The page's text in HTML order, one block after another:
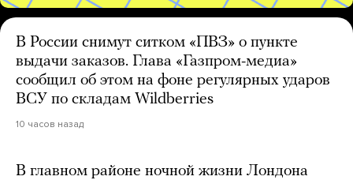
В России снимут ситком «ПВЗ» о пункте
выдачи заказов. Глава «Газпром-медиа»
сообщил об этом на фоне регулярных ударов
ВСУ по складам Wildberries
10 часов назад
В главном районе ночной жизни Лондона